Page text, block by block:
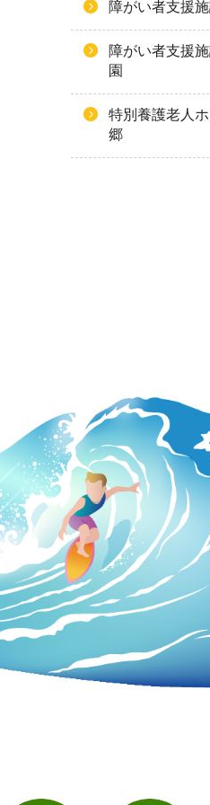
障がい者支援
障がい者支援
園
特別養護老人
郷